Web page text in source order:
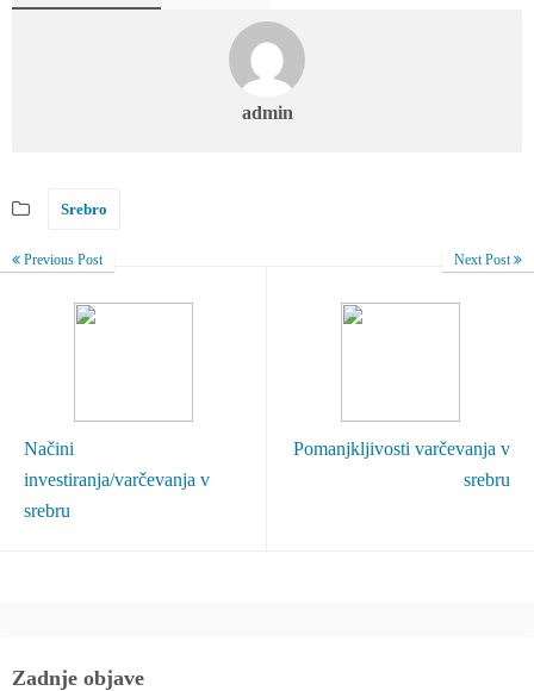
admin
Srebro
Previous Post
Načini
investiranja/varčevanja v
srebru
Next Post
Pomanjkljivosti varčevanja v
srebru
Zadnje objave